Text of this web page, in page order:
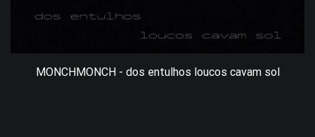
MONCHMONCH - dos entulhos loucos cavam sol